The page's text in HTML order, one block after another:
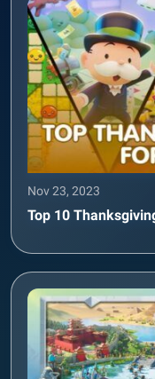
Nov 23, 2023
Top 10